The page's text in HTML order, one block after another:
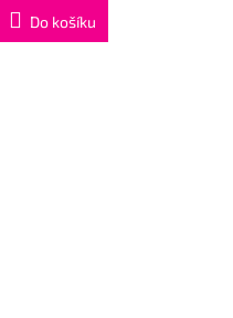
Do košíku